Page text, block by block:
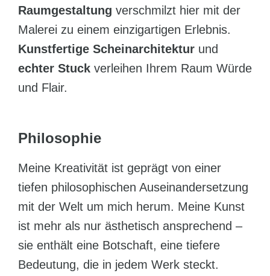
Raumgestaltung verschmilzt hier mit der
Malerei zu einem einzigartigen Erlebnis.
Kunstfertige Scheinarchitektur und
echter Stuck verleihen Ihrem Raum Würde
und Flair.
Philosophie
Meine Kreativität ist geprägt von einer
tiefen philosophischen Auseinandersetzung
mit der Welt um mich herum. Meine Kunst
ist mehr als nur ästhetisch ansprechend –
sie enthält eine Botschaft, eine tiefere
Bedeutung, die in jedem Werk steckt.